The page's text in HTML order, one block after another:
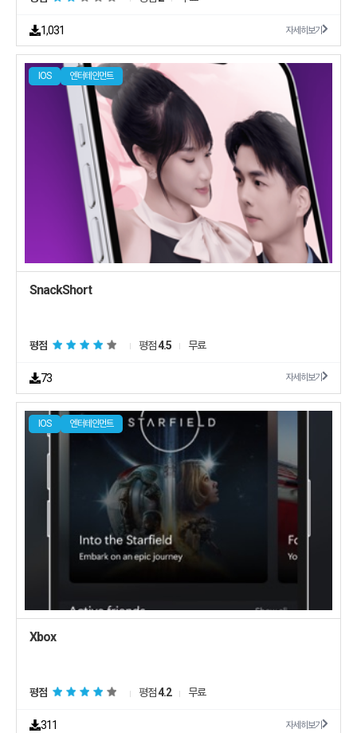
1,031 자세히보기
IOS 엔터테인먼트
SnackShort
평점 평점4.5 무료
73 자세히보기
IOS 엔터테인먼트
Xbox
평점 평점4.2 무료
311 자세히보기